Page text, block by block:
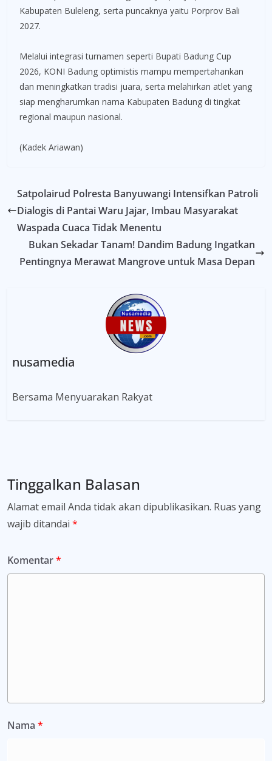
Kabupaten Buleleng, serta puncaknya yaitu Porprov Bali
2027.
Melalui integrasi turnamen seperti Bupati Badung Cup
2026, KONI Badung optimistis mampu mempertahankan
dan meningkatkan tradisi juara, serta melahirkan atlet yang
siap mengharumkan nama Kabupaten Badung di tingkat
regional maupun nasional.
(Kadek Ariawan)
Satpolairud Polresta Banyuwangi Intensifkan Patroli
Dialogis di Pantai Waru Jajar, Imbau Masyarakat
Waspada Cuaca Tidak Menentu
Bukan Sekadar Tanam! Dandim Badung Ingatkan
Pentingnya Merawat Mangrove untuk Masa Depan
nusamedia
Bersama Menyuarakan Rakyat
Tinggalkan Balasan
Alamat email Anda tidak akan dipublikasikan. Ruas yang
wajib ditandai *
Komentar*
Nama *